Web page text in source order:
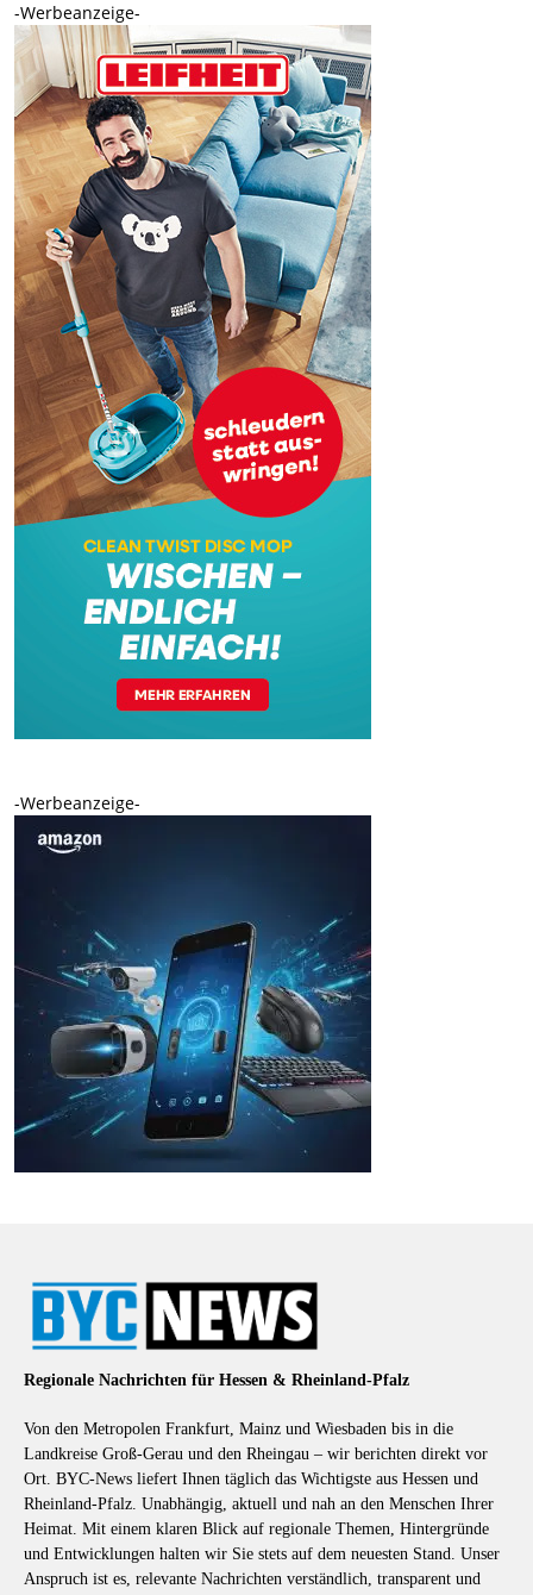
-Werbeanzeige-
-Werbeanzeige-
Regionale Nachrichten für Hessen & Rheinland-Pfalz
Von den Metropolen Frankfurt, Mainz und Wiesbaden bis in die
Landkreise Groß-Gerau und den Rheingau – wir berichten direkt vor
Ort. BYC-News liefert Ihnen täglich das Wichtigste aus Hessen und
Rheinland-Pfalz. Unabhängig, aktuell und nah an den Menschen Ihrer
Heimat. Mit einem klaren Blick auf regionale Themen, Hintergründe
und Entwicklungen halten wir Sie stets auf dem neuesten Stand. Unser
Anspruch ist es, relevante Nachrichten verständlich, transparent und